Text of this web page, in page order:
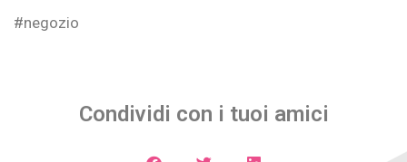
#negozio
Condividi con i tuoi amici